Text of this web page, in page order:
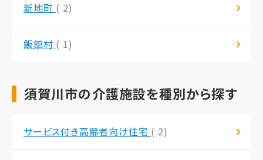
新地町 ( 2)
飯舘村 ( 1)
須賀川市の介護施設を種別から探す
サービス付き高齢者向け住宅 ( 2)